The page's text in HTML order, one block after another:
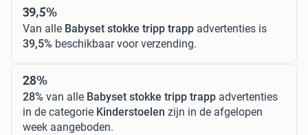
39,5%
Van alle Babyset stokke tripp trapp advertenties is
39,5% beschikbaar voor verzending.
28%
28% van alle Babyset stokke tripp trapp advertenties
in de categorie Kinderstoelen zijn in de afgelopen
week aangeboden.